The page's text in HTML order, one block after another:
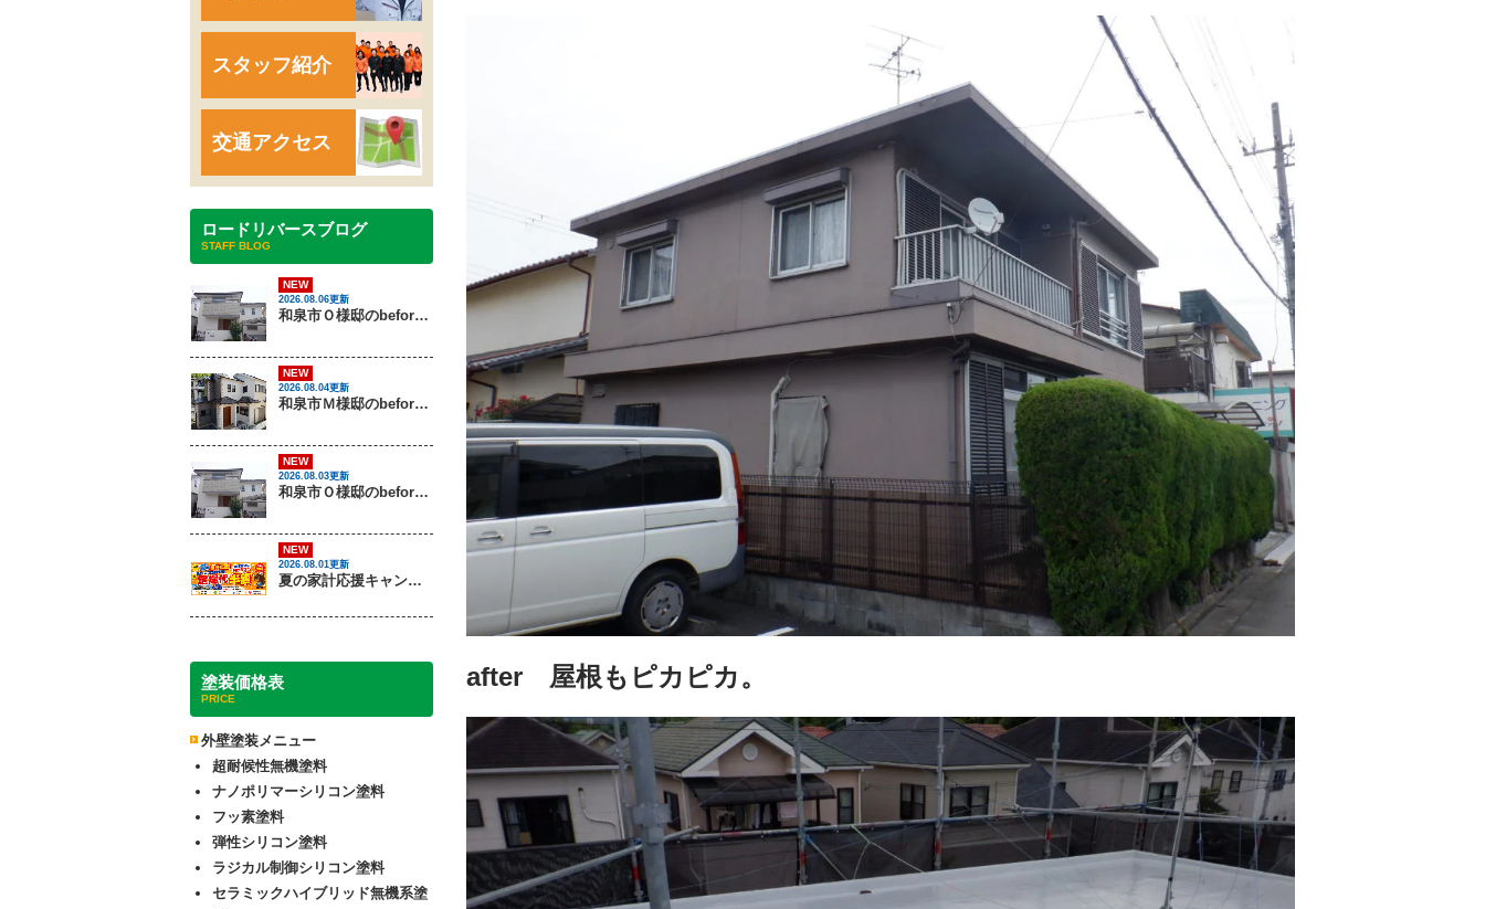
after 屋根もピカピカ。
スタッフ紹介
交通アクセス
ロードリバースブログ
STAFF BLOG
NEW
2026.08.06更新
和泉市Ｏ様邸のbeforeとafter（外壁塗装）
NEW
2026.08.04更新
和泉市Ｍ様邸のbeforeとafter（外壁塗装・屋根塗装）
NEW
2026.08.03更新
和泉市Ｏ様邸のbeforeとafter（外壁塗装）
NEW
2026.08.01更新
夏の家計応援キャンペーン開催！足場代半額でお得に外壁・屋根塗装を始めるチャンス【8月30日まで】
塗装価格表
PRICE
外壁塗装メニュー
超耐候性無機塗料
ナノポリマーシリコン塗料
フッ素塗料
弾性シリコン塗料
ラジカル制御シリコン塗料
セラミックハイブリッド無機系塗